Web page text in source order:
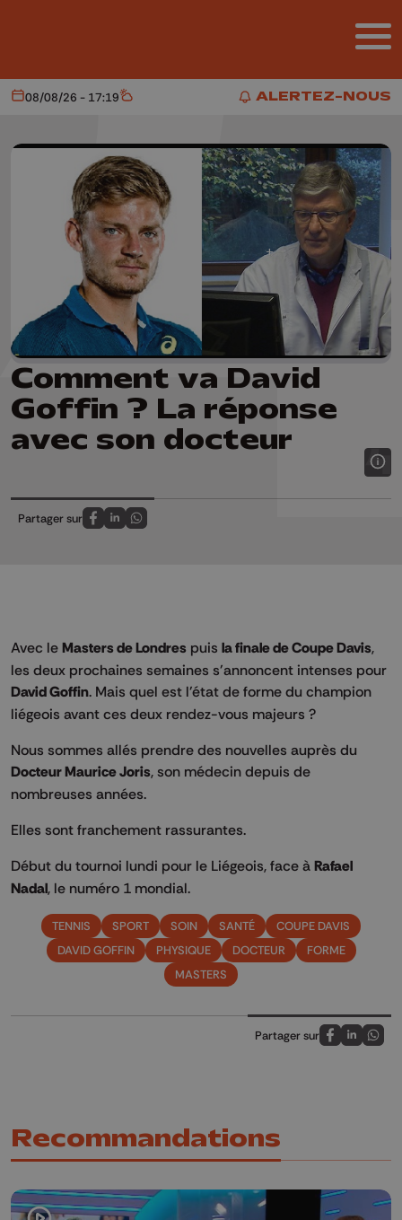
ALERTEZ-NOUS
ALERTEZ-NOUS
Aujourd'hui
08/08/26 - 17:19 Météo
Comment va David
Goffin ? La réponse
avec son docteur
Partager sur
Partagez sur FaceBook
Partagez sur LinkedIn
Partagez sur Whatsapp
Avec le Masters de Londres puis la finale de Coupe Davis,
les deux prochaines semaines s'annoncent intenses pour
David Goffin. Mais quel est l'état de forme du champion
liégeois avant ces deux rendez-vous majeurs ?
Nous sommes allés prendre des nouvelles auprès du
Docteur Maurice Joris, son médecin depuis de
nombreuses années.
Elles sont franchement rassurantes.
Début du tournoi lundi pour le Liégeois, face à Rafael
Nadal, le numéro 1 mondial.
TENNIS SPORT SOIN SANTÉ
COUPE DAVIS
DAVID GOFFIN
PHYSIQUE DOCTEUR
FORME
MASTERS
Partager sur
Partagez sur
Partagez
Recommandations